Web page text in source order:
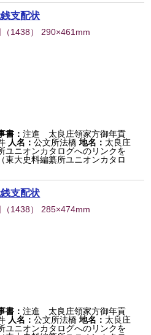
支配状
（1438） 290×461mm
書：注進 太良庄領家方御年貢
人名：公文所法橋 地名： 太良庄
ユニオンカタログへのリンクを
（東大史料編纂所ユニオンカタロ
支配状
（1438） 285×474mm
書：注進 太良庄領家方御年貢
人名：公文所法橋 地名： 太良庄
ユニオンカタログへのリンクを